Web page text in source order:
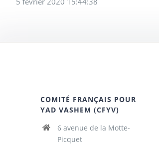
COMITÉ FRANÇAIS POUR
YAD VASHEM (CFYV)
6 avenue de la Motte-
Picquet